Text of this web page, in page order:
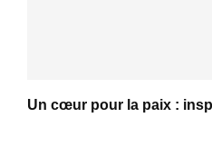
Un cœur pour la paix :